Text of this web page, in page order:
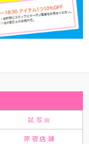
試写会
原宿店舗